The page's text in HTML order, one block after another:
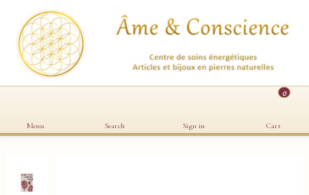
Menu Search Sign in
0
Cart